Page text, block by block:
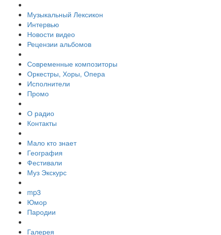
Музыкальный Лексикон
Интервью
Новости видео
Рецензии альбомов
Современные композиторы
Оркестры, Хоры, Опера
Исполнители
Промо
О радио
Контакты
Мало кто знает
География
Фестивали
Муз Экскурс
mp3
Юмор
Пародии
Галерея